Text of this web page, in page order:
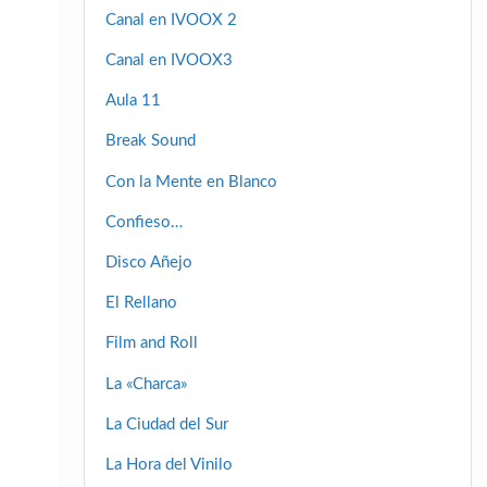
Canal en IVOOX 2
Canal en IVOOX3
Aula 11
Break Sound
Con la Mente en Blanco
Confieso…
Disco Añejo
El Rellano
Film and Roll
La «Charca»
La Ciudad del Sur
La Hora del Vinilo